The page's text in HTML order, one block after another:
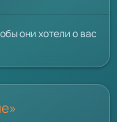
они хотели о вас